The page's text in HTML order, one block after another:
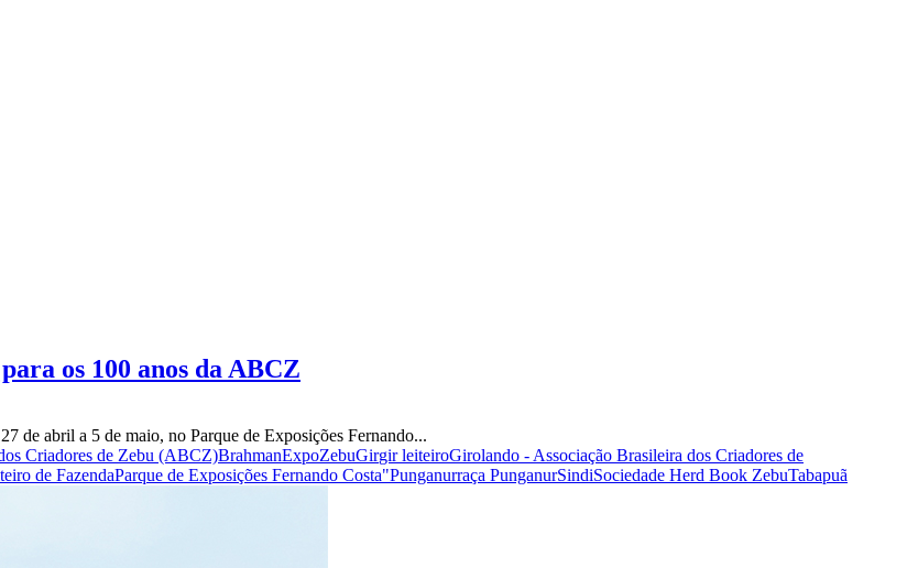
os 100 anos da ABCZ
de abril a 5 de maio, no Parque de Exposições Fernando...
Criadores de Zebu (ABCZ)BrahmanExpoZebuGirgir leiteiroGirolando - Associação Brasileira dos Criadores de
de FazendaParque de Exposições Fernando Costa"Punganurraça PunganurSindiSociedade Herd Book ZebuTabapuã